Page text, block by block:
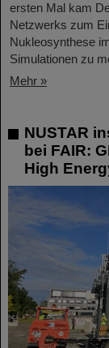
ersten Mal kam
Netzwerks zum
Nukleosynthese
Simulationen zu
Mehr »
NUSTAR
bei FAIR:
High